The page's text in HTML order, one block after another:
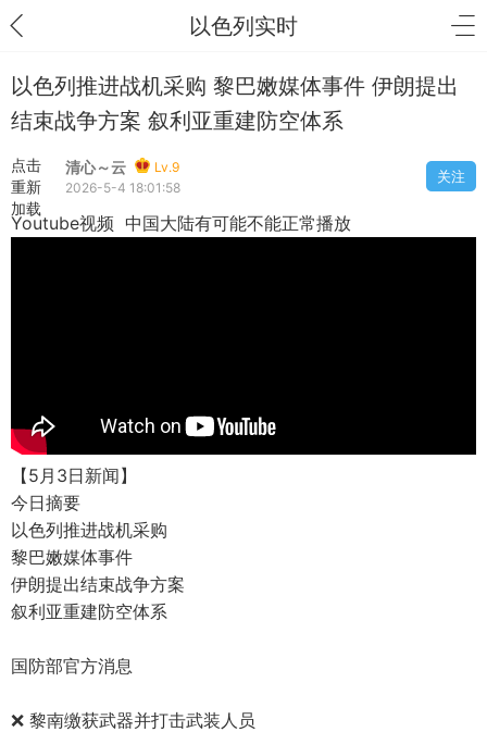
以色列实时
以色列推进战机采购 黎巴嫩媒体事件 伊朗提出
结束战争方案 叙利亚重建防空体系
点击
重新
加载
清心～云
Lv.9
2026-5-4 18:01:58
关注
Youtube视频 中国大陆有可能不能正常播放
【5月3日新闻】
今日摘要
以色列推进战机采购
黎巴嫩媒体事件
伊朗提出结束战争方案
叙利亚重建防空体系
国防部官方消息
❌ 黎南缴获武器并打击武装人员